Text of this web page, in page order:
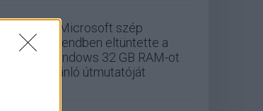
A Microsoft szép
csendben eltüntette a
Windows 32 GB RAM-ot
ajánló útmutatóját